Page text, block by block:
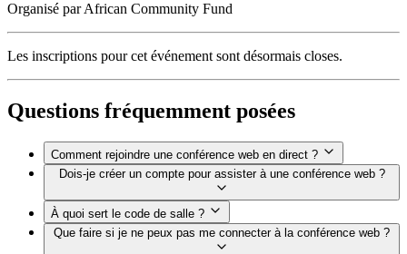
Organisé parAfrican Community Fund
Les inscriptions pour cet événement sont désormais closes.
Questions fréquemment posées
Comment rejoindre une conférence web en direct ?
Dois-je créer un compte pour assister à une conférence web ?
À quoi sert le code de salle ?
Que faire si je ne peux pas me connecter à la conférence web ?